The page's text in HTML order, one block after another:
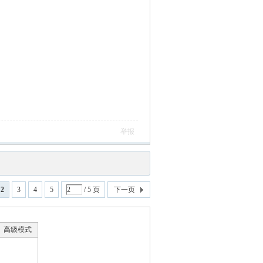
举报
2 3 4 5 / 5 页 下一页
高级模式